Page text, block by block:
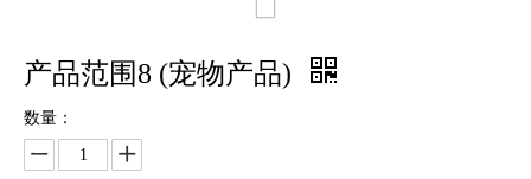
产品范围8 (宠物产品)
数量：